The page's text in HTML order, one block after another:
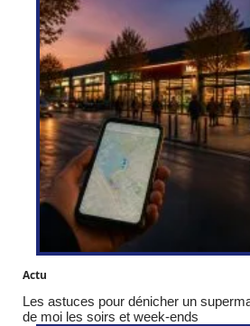
Actu
Les astuces pour dénicher un
de moi les soirs et week-ends